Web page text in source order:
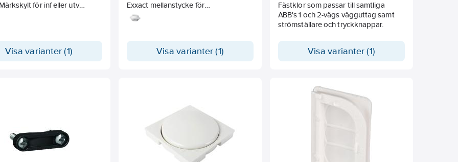
för inf eller utv
Med stomme av stål och
av transparent termoplast,
vid demontering.
Visa varianter (1)
Exxact mellanstycke för
utanpåliggande dosa IP44
Visa varianter (1)
Fästklor som passar till samtliga
ABB's 1 och 2-vägs vägguttag samt
strömställare och tryckknappar.
Visa varianter (1)